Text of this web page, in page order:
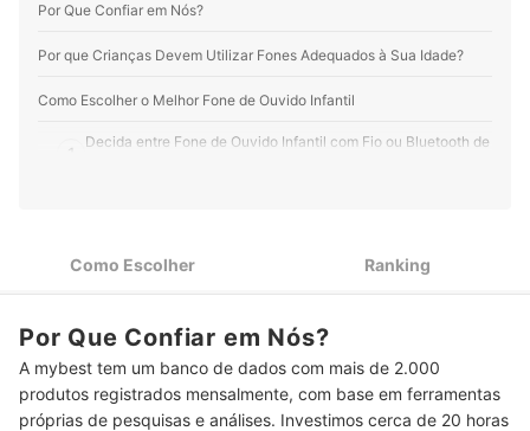
Por Que Confiar em Nós?
Por que Crianças Devem Utilizar Fones Adequados à Sua Idade?
Como Escolher o Melhor Fone de Ouvido Infantil
1
Decida entre Fone de Ouvido Infantil com Fio ou Bluetooth de
3 Crianças
4
Acolchoadas
5
Verifique o Comprimento do Cabo do Fone Infantil e se é
Destacável
Como Escolher Ranking
Por Que Confiar em Nós?
A mybest tem um banco de dados com mais de 2.000
produtos registrados mensalmente, com base em ferramentas
próprias de pesquisas e análises. Investimos cerca de 20 horas